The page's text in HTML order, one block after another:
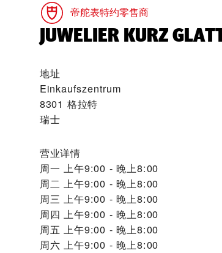
帝舵表特约零售商
‭JUWELIER KURZ
地址
Einkaufszentrum
8301 格拉特
瑞士
营业详情
周一 上午9:00 - 晚上8:00
周二 上午9:00 - 晚上8:00
周三 上午9:00 - 晚上8:00
周四 上午9:00 - 晚上8:00
周五 上午9:00 - 晚上8:00
周六 上午9:00 - 晚上8:00